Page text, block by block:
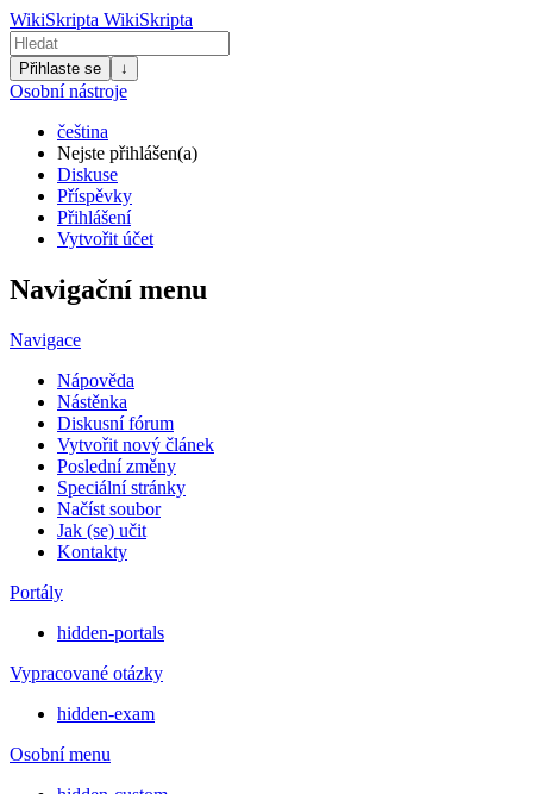
WikiSkripta WikiSkripta
Přihlaste se ↓
Osobní nástroje
čeština
Nejste přihlášen(a)
Diskuse
Příspěvky
Přihlášení
Vytvořit účet
Navigační menu
Navigace
Nápověda
Nástěnka
Diskusní fórum
Vytvořit nový článek
Poslední změny
Speciální stránky
Načíst soubor
Jak (se) učit
Kontakty
Portály
hidden-portals
Vypracované otázky
hidden-exam
Osobní menu